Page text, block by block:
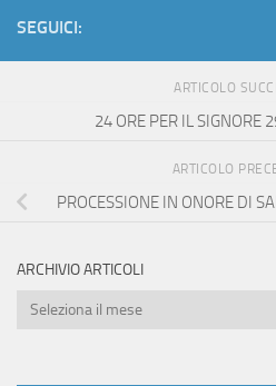
SEGUICI:
ARTICOLO
24 ORE PER IL SIGNORE
ARTICOLO
PROCESSIONE IN ONORE DI
ARCHIVIO ARTICOLI
Archivio